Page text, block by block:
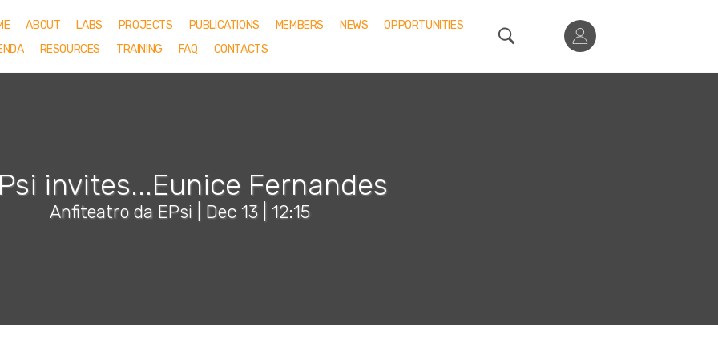
ABOUT LABS PROJECTS PUBLICATIONS MEMBERS NEWS
OPPORTUNITIES
RESOURCES TRAINING FAQ CONTACTS
invites...Eunice Fernandes
Anfiteatro da EPsi | Dec 13 | 12:15